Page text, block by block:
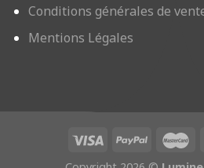
Conditions générales de
Mentions Légales